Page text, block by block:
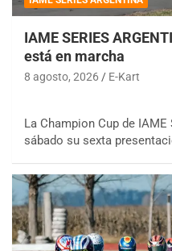
IAME SERIES
está en marcha
8 agosto, 2026 E-Kart
La Champion Cup de
sábado su sexta